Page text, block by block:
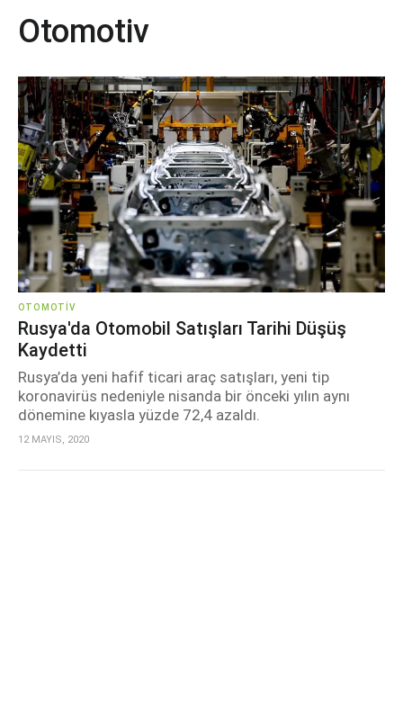
Otomotiv
OTOMOTIV
Rusya'da Otomobil Satışları Tarihi Düşüş
Kaydetti
Rusya’da yeni hafif ticari araç satışları, yeni tip
koronavirüs nedeniyle nisanda bir önceki yılın aynı
dönemine kıyasla yüzde 72,4 azaldı.
12 MAYIS, 2020